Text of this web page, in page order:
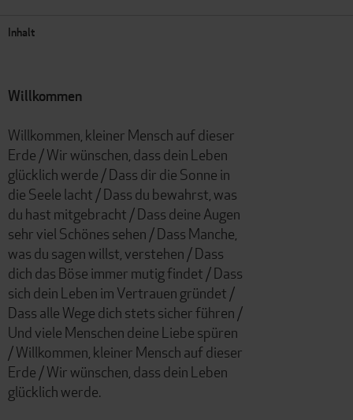
Inhalt
Willkommen
Willkommen, kleiner Mensch auf dieser
Erde / Wir wünschen, dass dein Leben
glücklich werde / Dass dir die Sonne in
die Seele lacht / Dass du bewahrst, was
du hast mitgebracht / Dass deine Augen
sehr viel Schönes sehen / Dass Manche,
was du sagen willst, verstehen / Dass
dich das Böse immer mutig findet / Dass
sich dein Leben im Vertrauen gründet /
Dass alle Wege dich stets sicher führen /
Und viele Menschen deine Liebe spüren
/ Willkommen, kleiner Mensch auf dieser
Erde / Wir wünschen, dass dein Leben
glücklich werde.